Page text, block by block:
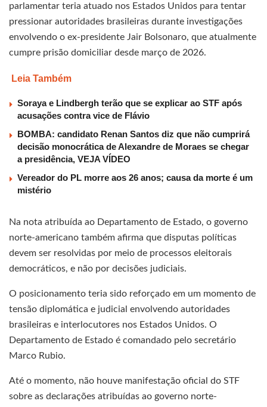
parlamentar teria atuado nos Estados Unidos para tentar
pressionar autoridades brasileiras durante investigações
envolvendo o ex-presidente Jair Bolsonaro, que atualmente
cumpre prisão domiciliar desde março de 2026.
Leia Também
Soraya e Lindbergh terão que se explicar ao STF após
acusações contra vice de Flávio
BOMBA: candidato Renan Santos diz que não cumprirá
decisão monocrática de Alexandre de Moraes se chegar
a presidência, VEJA VÍDEO
Vereador do PL morre aos 26 anos; causa da morte é um
mistério
Na nota atribuída ao Departamento de Estado, o governo
norte-americano também afirma que disputas políticas
devem ser resolvidas por meio de processos eleitorais
democráticos, e não por decisões judiciais.
O posicionamento teria sido reforçado em um momento de
tensão diplomática e judicial envolvendo autoridades
brasileiras e interlocutores nos Estados Unidos. O
Departamento de Estado é comandado pelo secretário
Marco Rubio.
Até o momento, não houve manifestação oficial do STF
sobre as declarações atribuídas ao governo norte-